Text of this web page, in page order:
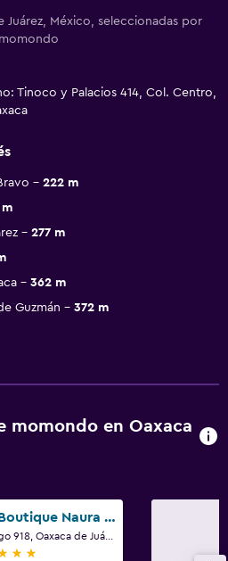
Juárez, México, seleccionadas por
momondo
Tinoco y Palacios 414, Col. Centro,
222 m
277 m
362 m
Guzmán
372 m
momondo en Oaxaca
Hotel Boutique Naura Centro